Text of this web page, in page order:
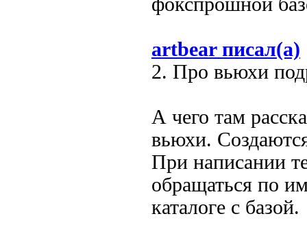
artbear писал(а)
2. Про вьюхи
А чего там
вьюхи.
При написании
обращаться по
каталоге с базой.